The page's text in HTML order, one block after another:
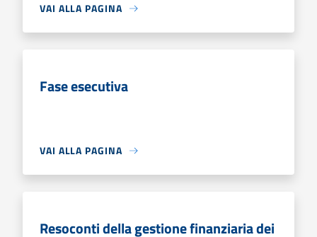
VAI ALLA PAGINA
Fase esecutiva
VAI ALLA PAGINA
Resoconti della gestione finanziaria dei